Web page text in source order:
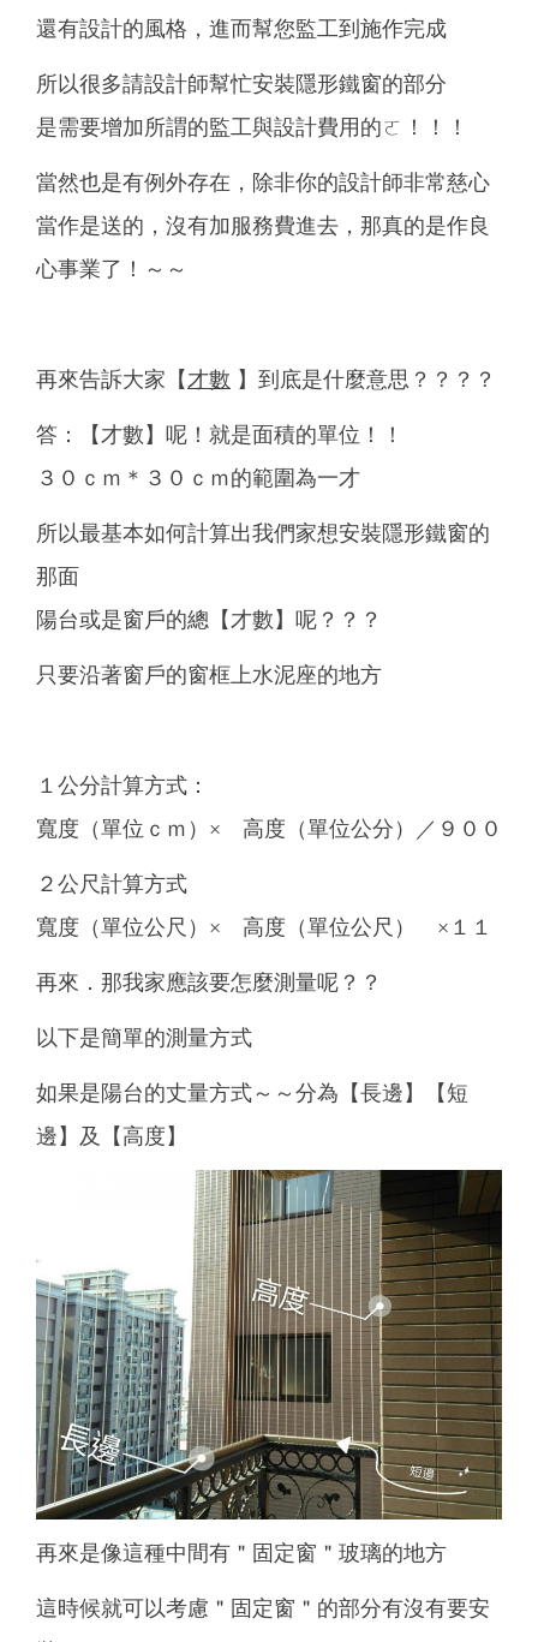
還有設計的風格，進而幫您監工到施作完成
所以很多請設計師幫忙安裝隱形鐵窗的部分
是需要增加所謂的監工與設計費用的ㄛ！！！
當然也是有例外存在，除非你的設計師非常慈心
當作是送的，沒有加服務費進去，那真的是作良
心事業了！～～
再來告訴大家【才數 】到底是什麼意思？？？？
答：【才數】呢！就是面積的單位！！
３０ｃｍ＊３０ｃｍ的範圍為一才
所以最基本如何計算出我們家想安裝隱形鐵窗的
那面
陽台或是窗戶的總【才數】呢？？？
只要沿著窗戶的窗框上水泥座的地方
１公分計算方式：
寬度（單位ｃｍ）× 高度（單位公分）／９００
２公尺計算方式
寬度（單位公尺）× 高度（單位公尺） ×１１
再來．那我家應該要怎麼測量呢？？
以下是簡單的測量方式
如果是陽台的丈量方式～～分為【長邊】【短
邊】及【高度】
再來是像這種中間有＂固定窗＂玻璃的地方
這時候就可以考慮＂固定窗＂的部分有沒有要安